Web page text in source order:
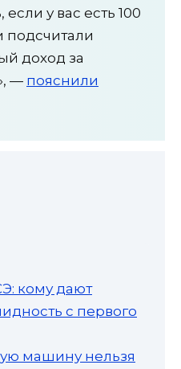
у вас есть 100
подсчитали
доход за
— пояснили
кому дают
с первого
машину нельзя